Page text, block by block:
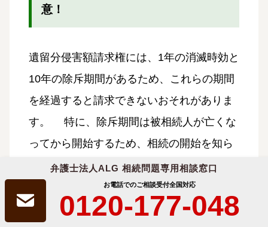
弁護士法人ALG 相続問題専用相談窓口
お電話でのご相談受付全国対応
0120-177-048
意！
遺留分侵害額請求権には、1年の消滅時効と
10年の除斥期間があるため、これらの期間
を経過すると請求できないおそれがありま
す。 特に、除斥期間は被相続人が亡くな
ってから開始するため、相続の開始を知ら
なくても遺留分侵害額請求ができない場合